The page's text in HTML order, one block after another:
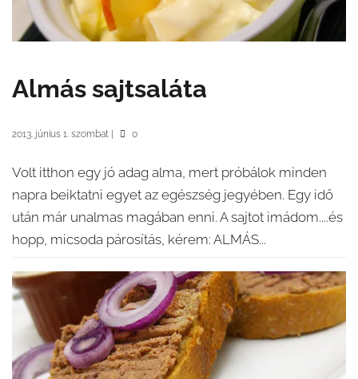
Almás sajtsaláta
2013. június 1. szombat 0
Volt itthon egy jó adag alma, mert próbálok minden
napra beiktatni egyet az egészség jegyében. Egy idő
után már unalmas magában enni. A sajtot imádom....és
hopp, micsoda párosítás, kérem: ALMÁS...